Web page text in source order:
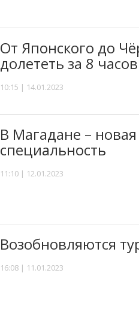
От Японского до
долететь за 8
10:15 | 14.01.2023
В Магадане –
специальность
11:10 | 12.01.2023
Возобновляются
16:08 | 11.01.2023